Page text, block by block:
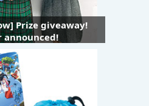
Prize giveaway!
announced!